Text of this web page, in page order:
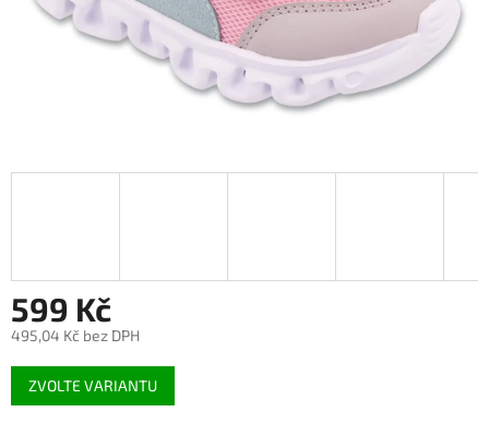
599 Kč
495,04 Kč bez DPH
Měrná
cena:
ZVOLTE VARIANTU